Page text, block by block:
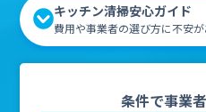
キッチン清掃安心ガイド
費用や事業者の選び方に不安
条件で事業